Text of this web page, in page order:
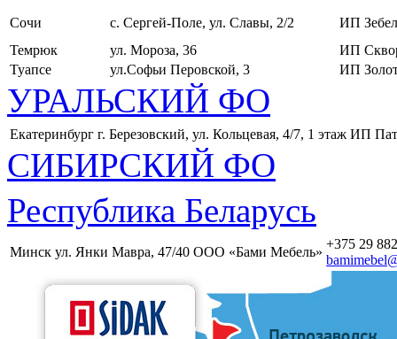
Сочи с. Сергей-Поле, ул. Славы, 2/2
ИП
Темрюк
ул. Мороза, 36
ИП
Туапсе
ул.Софьи Перовской, 3 ИП
УРАЛЬСКИЙ ФО
Екатеринбург г. Березовский, ул. Кольцевая, 4/7, 1 этаж ИП
СИБИРСКИЙ ФО
Республика Беларусь
Минск ул. Янки Мавра, 47/40 ООО «Бами Мебель»
+375 29